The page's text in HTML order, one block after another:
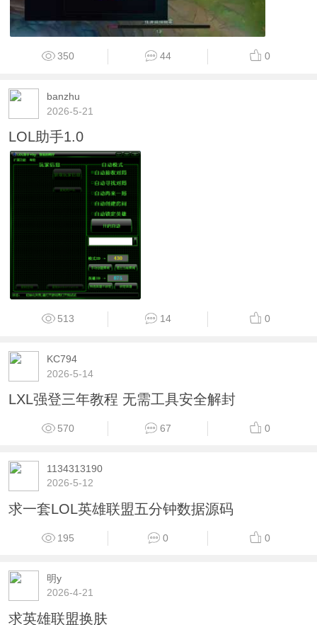
350 44 0
banzhu
2026-5-21
LOL助手1.0
513 14 0
KC794
2026-5-14
LXL强登三年教程 无需工具安全解封
570 67 0
1134313190
2026-5-12
求一套LOL英雄联盟五分钟数据源码
195 0 0
明y
2026-4-21
求英雄联盟换肤